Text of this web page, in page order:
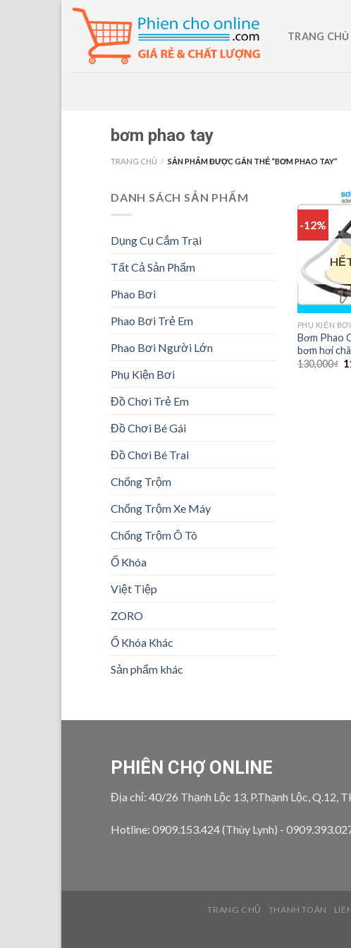
Skip
content
TRANG CHỦ
bơm phao tay
TRANG CHỦ / SẢN PHẨM ĐƯỢC GẮN THẺ “BƠM PHAO TAY”
DANH SÁCH SẢN PHẨM
Dụng Cụ Cắm Trại
Tất Cả Sản Phẩm
Phao Bơi
Phao Bơi Trẻ Em
Phao Bơi Người Lớn
Phụ Kiện Bơi
Đồ Chơi Trẻ Em
Đồ Chơi Bé Gái
Đồ Chơi Bé Trai
Chống Trộm
Chống Trộm Xe Máy
Chống Trộm Ô Tô
Ổ Khóa
Việt Tiệp
ZORO
Ổ Khóa Khác
Sản phẩm khác
-12%
PHỤ KIỆN BƠI
Bơm Phao
bơm hơi
130,000₫
PHIÊN CHỢ ONLINE
Địa chỉ: 40/26 Thạnh Lộc 13, P.Thạnh Lộc, Q.12,
Hotline: 0909.153.424 (Thùy Lynh) -
TRANG CHỦ THANH TOÁN